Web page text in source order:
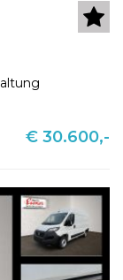
€ 30.600,-